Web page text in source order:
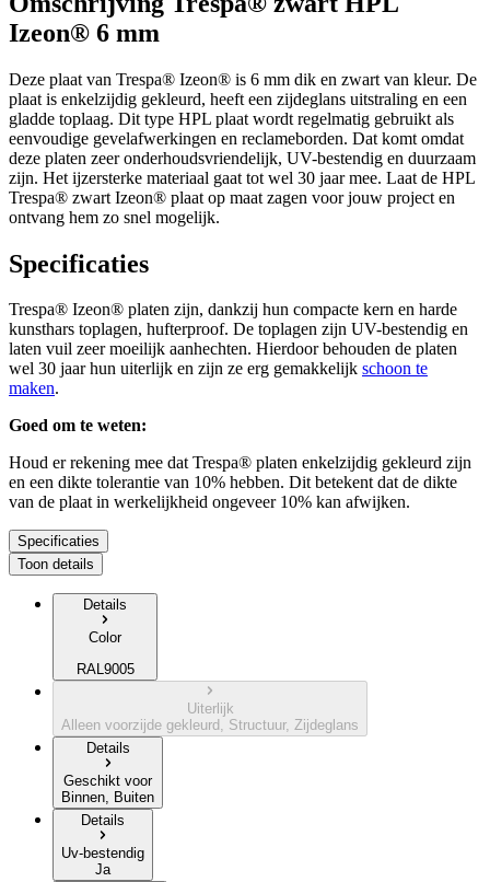
Izeon® 6 mm
Deze plaat van Trespa® Izeon® is 6 mm dik en zwart van kleur. De
plaat is enkelzijdig gekleurd, heeft een zijdeglans uitstraling en een
gladde toplaag. Dit type HPL plaat wordt regelmatig gebruikt als
eenvoudige gevelafwerkingen en reclameborden. Dat komt omdat
deze platen zeer onderhoudsvriendelijk, UV-bestendig en duurzaam
zijn. Het ijzersterke materiaal gaat tot wel 30 jaar mee. Laat de HPL
Trespa® zwart Izeon® plaat op maat zagen voor jouw project en
ontvang hem zo snel mogelijk.
Specificaties
Trespa® Izeon® platen zijn, dankzij hun compacte kern en harde
kunsthars toplagen, hufterproof. De toplagen zijn UV-bestendig en
laten vuil zeer moeilijk aanhechten. Hierdoor behouden de platen
wel 30 jaar hun uiterlijk en zijn ze erg gemakkelijk schoon te
maken.
Goed om te weten:
Houd er rekening mee dat Trespa® platen enkelzijdig gekleurd zijn
en een dikte tolerantie van 10% hebben. Dit betekent dat de dikte
van de plaat in werkelijkheid ongeveer 10% kan afwijken.
Specificaties
Toon details
Details
Color
RAL9005
Uiterlijk
Alleen voorzijde gekleurd, Structuur, Zijdeglans
Details
Geschikt voor
Binnen, Buiten
Details
Uv-bestendig
Ja